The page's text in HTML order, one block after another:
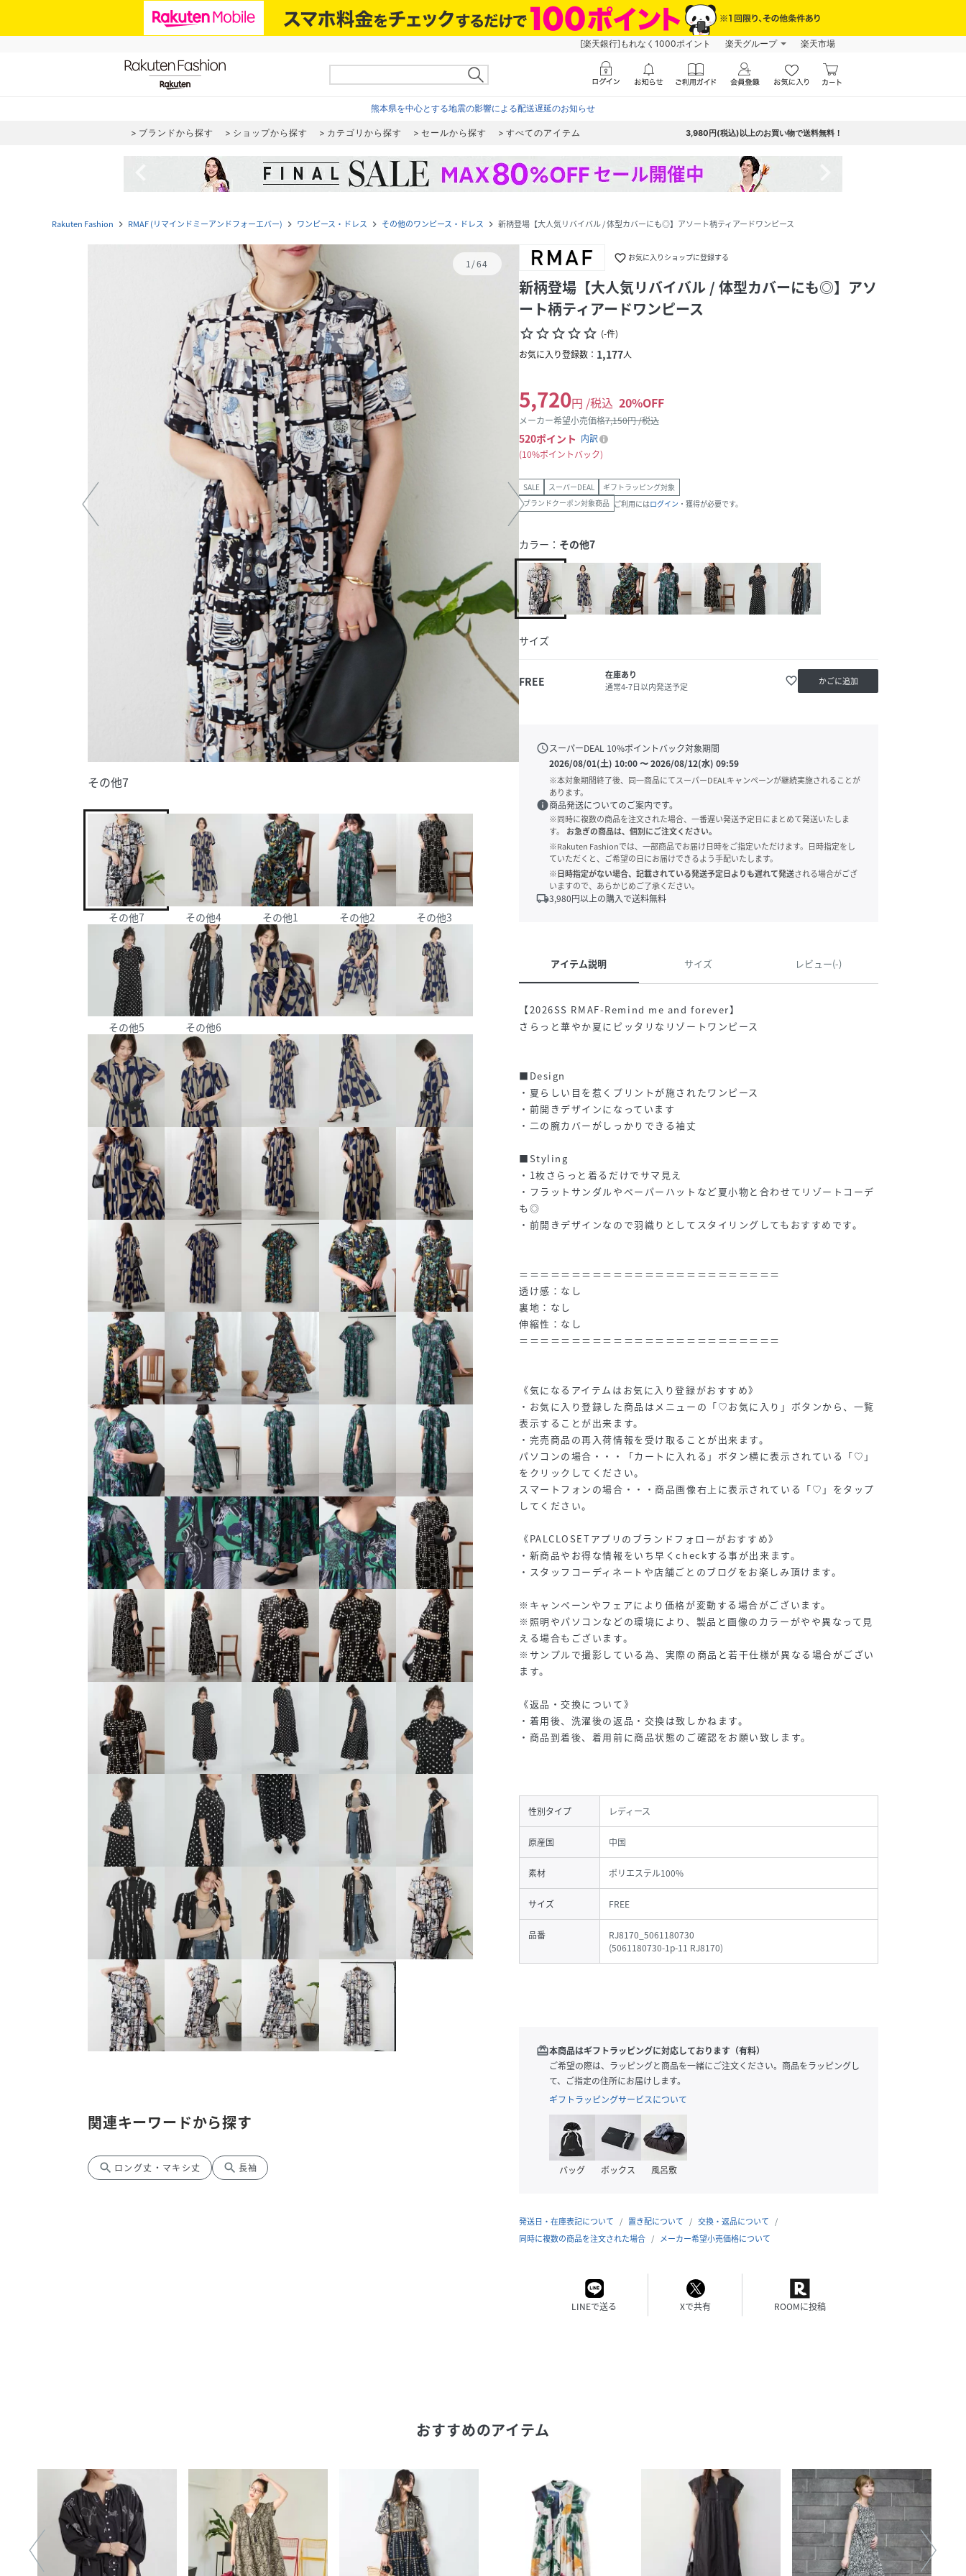
[楽天銀行]もれなく1000ポイント 楽天グループ 楽天市場
熊本県を中心とする地震の影響による配送遅延のお知らせ
ブランドから探す ショップから探す カテゴリから探す セールから探す すべてのアイテム 3,980円(税込)以上のお買い物で送料無料！
Rakuten Fashion navigate_next RMAF (リマインドミーアンドフォーエバー) navigate_next ワンピース・ドレス navigate_next その他のワンピース・ドレス navigate_next 新柄登場【大人気リバイバル / 体型カバーにも◎】アソート柄ティアードワンピース
1/64
その他7
その他7 その他4 その他1 その他2 その他3
その他5 その他6
関連キーワードから探す
search ロング丈・マキシ丈 search 長袖
favorite_border お気に入りショップに登録する
新柄登場【大人気リバイバル / 体型カバーにも◎】アソ
ート柄ティアードワンピース
star_borderstar_borderstar_borderstar_borderstar_border (-件)
お気に入り登録数： 1,177人
5,720円 /税込 20%OFF
メーカー希望小売価格7,150円 /税込
520ポイント 内訳
10%ポイントバック
SALE スーパーDEAL
ギフトラッピング対象
ブランドクーポン対象商品 ご利用にはログイン ・獲得が必要です。
カラー： その他7
サイズ
FREE
在庫あり
通常4-7日以内発送予定
favorite_border かごに追加
scheduleスーパーDEAL 10%ポイントバック対象期間
2026/08/01(土) 10:00〜2026/08/12(水) 09:59
※本対象期間終了後、同一商品にてスーパーDEALキャンペーンが継続実施されることが
あります。
info商品発送についてのご案内です。
※同時に複数の商品を注文された場合、一番遅い発送予定日にまとめて発送いたしま
す。
お急ぎの商品は、個別にご注文ください。
※Rakuten Fashionでは、一部商品でお届け日時をご指定いただけます。日時指定をし
ていただくと、ご希望の日にお届けできるよう手配いたします。
※日時指定がない場合、記載されている発送予定日よりも遅れて発送される場合がござ
いますので、あらかじめご了承ください。
local_shipping3,980円以上の購入で送料無料
アイテム説明 サイズ レビュー(-)
【2026SS RMAF-Remind me and forever】
さらっと華やか夏にピッタリなリゾートワンピース
■Design
・夏らしい目を惹くプリントが施されたワンピース
・前開きデザインになっています
・二の腕カバーがしっかりできる袖丈
■Styling
・1枚さらっと着るだけでサマ見え
・フラットサンダルやペーパーハットなど夏小物と合わせてリゾートコーデ
も◎
・前開きデザインなので羽織りとしてスタイリングしてもおすすめです。
＝＝＝＝＝＝＝＝＝＝＝＝＝＝＝＝＝＝＝＝＝＝＝＝＝
透け感：なし
裏地：なし
伸縮性：なし
＝＝＝＝＝＝＝＝＝＝＝＝＝＝＝＝＝＝＝＝＝＝＝＝＝
《気になるアイテムはお気に入り登録がおすすめ》
・お気に入り登録した商品はメニューの「♡お気に入り」ボタンから、一覧
表示することが出来ます。
・完売商品の再入荷情報を受け取ることが出来ます。
パソコンの場合・・・「カートに入れる」ボタン横に表示されている「♡」
をクリックしてください。
スマートフォンの場合・・・商品画像右上に表示されている「♡」をタップ
してください。
《PALCLOSETアプリのブランドフォローがおすすめ》
・新商品やお得な情報をいち早くcheckする事が出来ます。
・スタッフコーディネートや店舗ごとのブログをお楽しみ頂けます。
※キャンペーンやフェアにより価格が変動する場合がございます。
※照明やパソコンなどの環境により、製品と画像のカラーがやや異なって見
える場合もございます。
※サンプルで撮影している為、実際の商品と若干仕様が異なる場合がござい
ます。
《返品・交換について》
・着用後、洗濯後の返品・交換は致しかねます。
・商品到着後、着用前に商品状態のご確認をお願い致します。
性別タイプ レディース
原産国 中国
素材 ポリエステル100%
サイズ FREE
品番
RJ8170_5061180730
(5061180730-1p-11 RJ8170)
redeem本商品はギフトラッピングに対応しております（有料）
ご希望の際は、ラッピングと商品を一緒にご注文ください。商品をラッピングし
て、ご指定の住所にお届けします。
ギフトラッピングサービスについて
バッグ ボックス 風呂敷
発送日・在庫表記について 置き配について
交換・返品について
同時に複数の商品を注文された場合
メーカー希望小売価格について
LINEで送る Xで共有 ROOMに投稿
おすすめのアイテム